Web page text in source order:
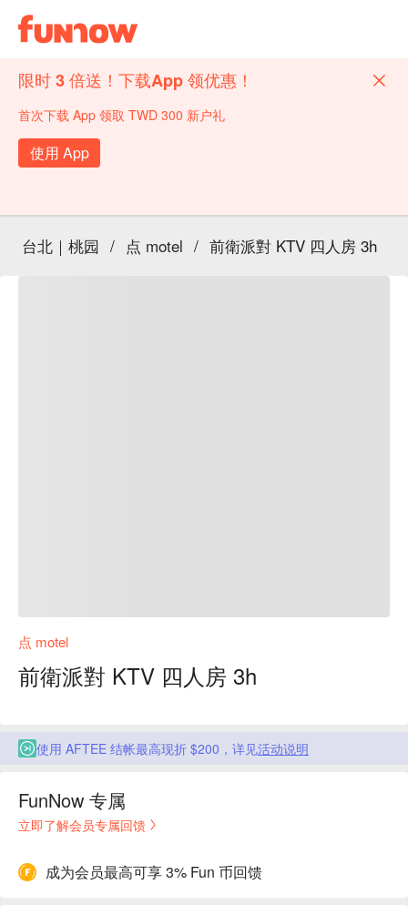
限时 3 倍送！下载App 领优惠！
首次下载 App 领取 TWD 300 新户礼
使用 App
台北｜桃园 / 点 motel / 前衛派對 KTV 四人房 3h
点 motel
前衛派對 KTV 四人房 3h
使用 AFTEE 结帐最高现折 $200，详见活动说明
FunNow 专属
立即了解会员专属回馈
成为会员最高可享 3% Fun 币回馈